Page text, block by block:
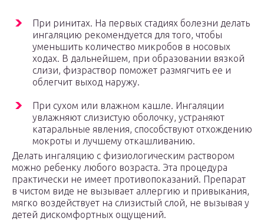
При ринитах. На первых стадиях болезни делать
ингаляцию рекомендуется для того, чтобы
уменьшить количество микробов в носовых
ходах. В дальнейшем, при образовании вязкой
слизи, физраствор поможет размягчить ее и
облегчит выход наружу.
При сухом или влажном кашле. Ингаляции
увлажняют слизистую оболочку, устраняют
катаральные явления, способствуют отхождению
мокроты и лучшему откашливанию.
Делать ингаляцию с физиологическим раствором
можно ребенку любого возраста. Эта процедура
практически не имеет противопоказаний. Препарат
в чистом виде не вызывает аллергию и привыкания,
мягко воздействует на слизистый слой, не вызывая у
детей дискомфортных ощущений.